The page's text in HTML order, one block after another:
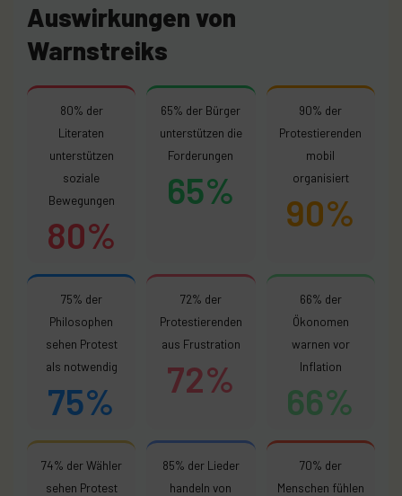
Auswirkungen von
Warnstreiks
80% der
Literaten
unterstützen
soziale
Bewegungen
80%
65% der Bürger
unterstützen die
Forderungen
65%
90% der
Protestierenden
mobil
organisiert
90%
75% der
Philosophen
sehen Protest
als notwendig
75%
72% der
Protestierenden
aus Frustration
72%
66% der
Ökonomen
warnen vor
Inflation
66%
74% der Wähler
sehen Protest
85% der Lieder
handeln von
70% der
Menschen fühlen